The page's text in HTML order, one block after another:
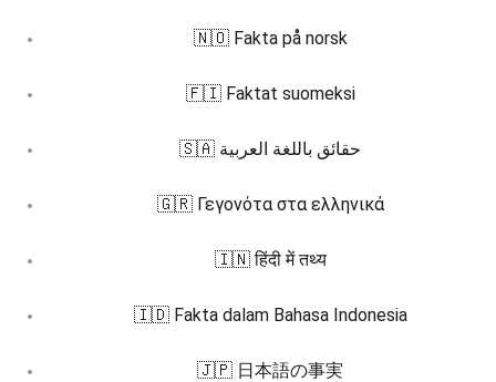
🇳🇴 Fakta på norsk
🇫🇮 Faktat suomeksi
🇸🇦 حقائق باللغة العربية
🇬🇷 Γεγονότα στα ελληνικά
🇮🇳 हिंदी में तथ्य
🇮🇩 Fakta dalam Bahasa Indonesia
🇯🇵 日本語の事実